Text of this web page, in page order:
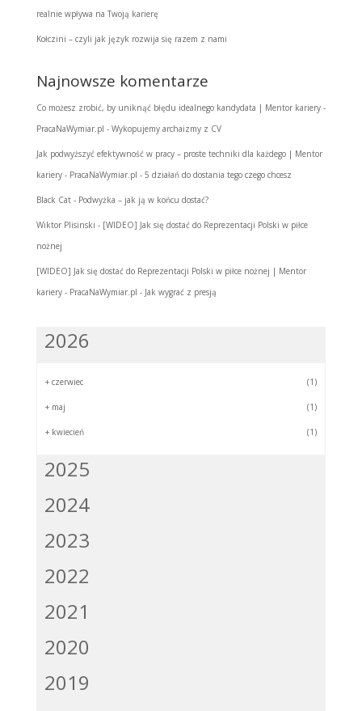
realnie wpływa na Twoją karierę
Kołczini – czyli jak język rozwija się razem z nami
Najnowsze komentarze
Co możesz zrobić, by uniknąć błędu idealnego kandydata | Mentor kariery -
PracaNaWymiar.pl - Wykopujemy archaizmy z CV
Jak podwyższyć efektywność w pracy – proste techniki dla każdego | Mentor
kariery - PracaNaWymiar.pl - 5 działań do dostania tego czego chcesz
Black Cat- Podwyżka – jak ją w końcu dostać?
Wiktor Plisinski - [WIDEO] Jak się dostać do Reprezentacji Polski w piłce
nożnej
[WIDEO] Jak się dostać do Reprezentacji Polski w piłce nożnej | Mentor
kariery - PracaNaWymiar.pl - Jak wygrać z presją
2026
+ czerwiec (1)
+ maj (1)
+ kwiecień (1)
2025
2024
2023
2022
2021
2020
2019